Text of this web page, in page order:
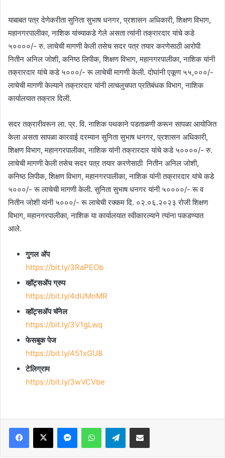
याबाबत पत्र देणेकरीता सुनिता सुभाष धनगर, प्रशासन अधिकारी, शिक्षण विभाग,
महानगरपालीका, नाशिक यांच्याकडे गेले असता त्यांनी तक्रारदार यांचे कडे
५००००/- रु. लाचेची मागणी केली तसेच सदर पत्र तयार करणेसाठी आरोपी
नितीन अनिल जोशी, कनिष्ठ लिपीक, शिक्षण विभाग, महानगरपालीका, नाशिक यांनी
तक्रारदार यांचे कडे ५०००/- रू लाचेची मागणी केली. दोघांनी एकूण ५५,०००/-
लाचेची मागणी केल्याने तक्रारदार यांनी लाचलुचपत प्रतिबंधक विभाग, नाशिक
कार्यालयात तक्रार दिली.
सदर तक्रारीवरून ला. प्र. वि. नाशिक पथकाने पडताळणी करून सापळा आयोजित
केला असता सापळा कारवाई दरम्यान सुनिता सुभाष धनगर, प्रशासन अधिकारी,
शिक्षण विभाग, महानगरपालीका, नाशिक यांनी तक्रारदार यांचे कडे ५००००/- रु.
लाचेची मागणी केली तसेच सदर पत्र तयार करणेसाठी नितीन अनिल जोशी,
कनिष्ठ लिपीक, शिक्षण विभाग, महानगरपालीका, नाशिक यांनी तक्रारदार यांचे कडे
५०००/- रू लाचेची मागणी केली. सुनिता सुभाष धनगर यांनी ५००००/- रू व
नितीन जोशी यांनी ५०००/- रू लाचेची रक्कम दि. ०२.०६.२०२३ रोजी शिक्षण
विभाग, महानगरपालीका, नाशिक या कार्यालयात स्वीकारल्याने त्यांना पकडण्यात
आले.
गुगल ॲप
https://bit.ly/3RaPEOb
व्हॉट्सॲप ग्रुप
https://bit.ly/4dUMnMR
व्हॉट्सॲप चॅनेल
https://bit.ly/3V1gLwq
फेसबुक पेज
https://bit.ly/451xGU8
टेलिग्राम
https://bit.ly/3wVCVbe
Facebook
X MessengerWhatsAppTelegramShare via Email